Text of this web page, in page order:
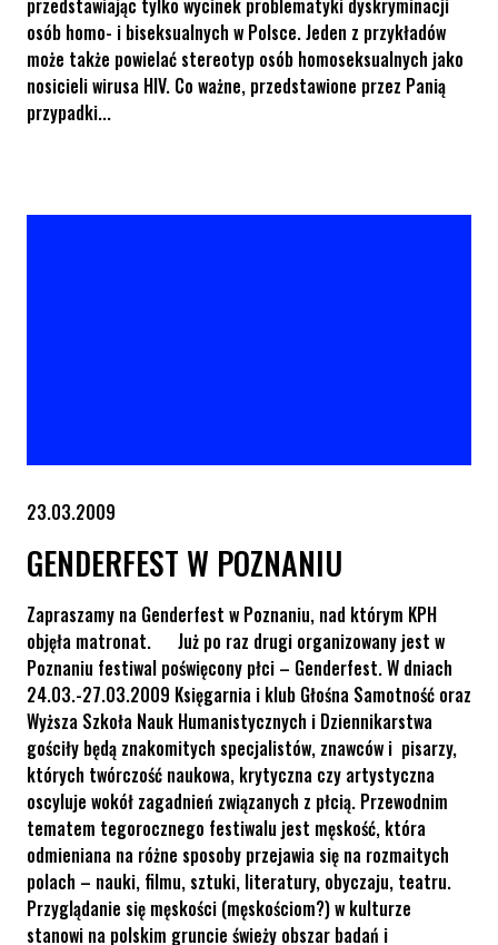
przedstawiając tylko wycinek problematyki dyskryminacji
osób homo- i biseksualnych w Polsce. Jeden z przykładów
może także powielać stereotyp osób homoseksualnych jako
nosicieli wirusa HIV. Co ważne, przedstawione przez Panią
przypadki...
23.03.2009
GENDERFEST W POZNANIU
Zapraszamy na Genderfest w Poznaniu, nad którym KPH
objęła matronat. Już po raz drugi organizowany jest w
Poznaniu festiwal poświęcony płci – Genderfest. W dniach
24.03.-27.03.2009 Księgarnia i klub Głośna Samotność oraz
Wyższa Szkoła Nauk Humanistycznych i Dziennikarstwa
gościły będą znakomitych specjalistów, znawców i pisarzy,
których twórczość naukowa, krytyczna czy artystyczna
oscyluje wokół zagadnień związanych z płcią. Przewodnim
tematem tegorocznego festiwalu jest męskość, która
odmieniana na różne sposoby przejawia się na rozmaitych
polach – nauki, filmu, sztuki, literatury, obyczaju, teatru.
Przyglądanie się męskości (męskościom?) w kulturze
stanowi na polskim gruncie świeży obszar badań i